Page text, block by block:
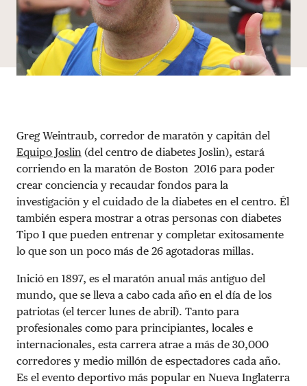
Greg Weintraub, corredor de maratón y capitán del
Equipo Joslin (del centro de diabetes Joslin), estará
corriendo en la maratón de Boston 2016 para poder
crear conciencia y recaudar fondos para la
investigación y el cuidado de la diabetes en el centro. Él
también espera mostrar a otras personas con diabetes
Tipo 1 que pueden entrenar y completar exitosamente
lo que son un poco más de 26 agotadoras millas.
Inició en 1897, es el maratón anual más antiguo del
mundo, que se lleva a cabo cada año en el día de los
patriotas (el tercer lunes de abril). Tanto para
profesionales como para principiantes, locales e
internacionales, esta carrera atrae a más de 30,000
corredores y medio millón de espectadores cada año.
Es el evento deportivo más popular en Nueva Inglaterra